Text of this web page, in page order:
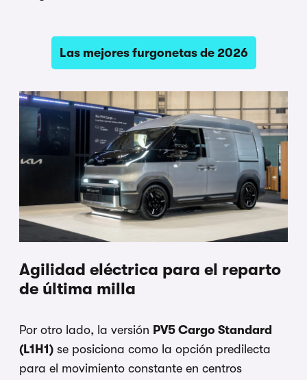
Las mejores furgonetas de 2026
Agilidad eléctrica para el reparto
de última milla
Por otro lado, la versión PV5 Cargo Standard
(L1H1) se posiciona como la opción predilecta
para el movimiento constante en centros